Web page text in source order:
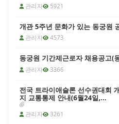
관리자 5921
개관 5주년 문화가 있는 동궁원
관리자
4573
동궁원 기간제근로자 채용공고(
관리자
3366
전국 트라이애슬론 선수권대회
지 교통통제 안내(6월24일,...
관리자 3261